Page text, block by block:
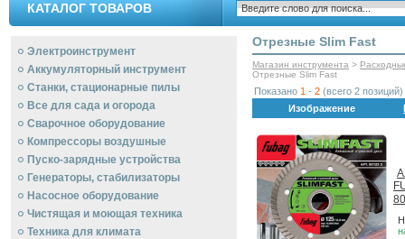
КАТАЛОГ ТОВАРОВ
Электроинструмент
Аккумуляторный инструмент
Станки, стационарные пилы
Все для сада и огорода
Сварочное оборудование
Компрессоры воздушные
Пуско-зарядные устройства
Генераторы, стабилизаторы
Насосное оборудование
Чистящая и моющая техника
Техника для климата
Отрезные Slim Fast
Магазин инструмента >
Отрезные Slim Fast
Показано 1 - 2 (всего 2 позиций)
Изображение